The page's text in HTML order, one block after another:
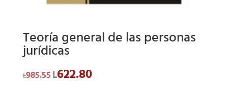
Teoría general de las personas
jurídicas
L985.55El
precio
L622.80El
precio